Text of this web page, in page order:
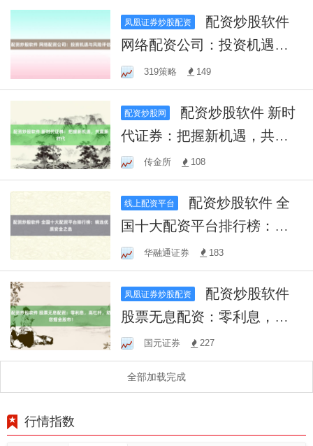
凤凰证券炒股配资
网络配资公司：投资机遇与
风险评估
319策略 149
配资炒股网
代证券：把握新机遇，共赢
新时代
传金所 108
线上配资平台
国十大配资平台排行榜：精
选优质安全之选
华融通证券 183
凤凰证券炒股配资
股票无息配资：零利息，高
杠杆，助您掘金股市！
国元证券 227
全部加载完成
行情指数